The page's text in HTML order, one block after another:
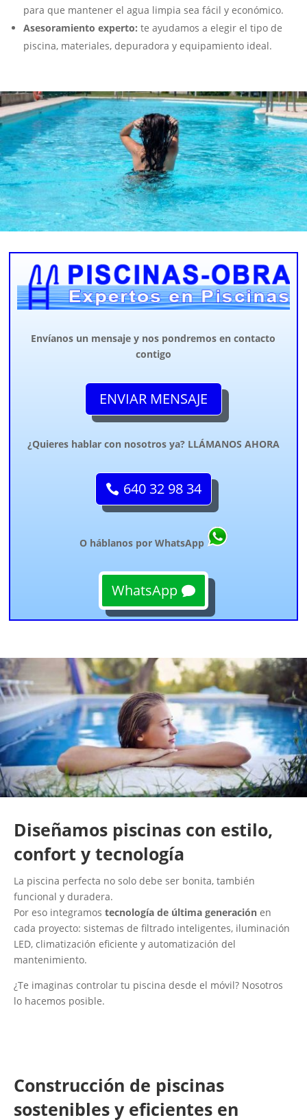
para que mantener el agua limpia sea fácil y económico.
Asesoramiento experto: te ayudamos a elegir el tipo de
piscina, materiales, depuradora y equipamiento ideal.
Envíanos un mensaje y nos pondremos en contacto
contigo
ENVIAR MENSAJE
¿Quieres hablar con nosotros ya? LLÁMANOS AHORA
640 32 98 34
O háblanos por WhatsApp
WhatsApp
Diseñamos piscinas con estilo,
confort y tecnología
La piscina perfecta no solo debe ser bonita, también
funcional y duradera.
Por eso integramos tecnología de última generación en
cada proyecto: sistemas de filtrado inteligentes, iluminación
LED, climatización eficiente y automatización del
mantenimiento.
¿Te imaginas controlar tu piscina desde el móvil? Nosotros
lo hacemos posible.
Construcción de piscinas
sostenibles y eficientes en